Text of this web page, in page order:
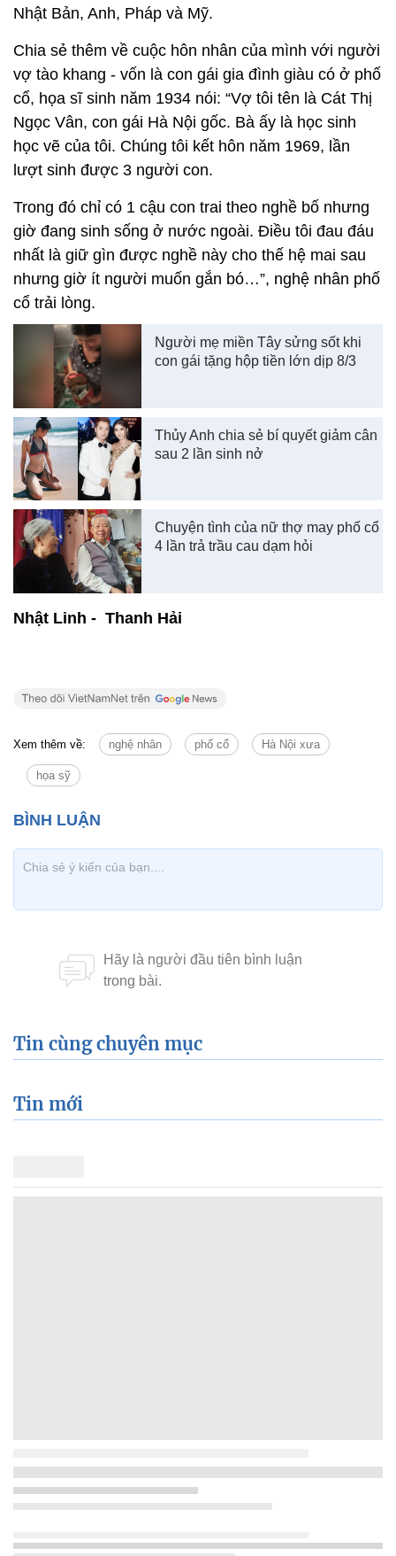
Nhật Bản, Anh, Pháp và Mỹ.
Chia sẻ thêm về cuộc hôn nhân của mình với người
vợ tào khang - vốn là con gái gia đình giàu có ở phố
cổ, họa sĩ sinh năm 1934 nói: “Vợ tôi tên là Cát Thị
Ngọc Vân, con gái Hà Nội gốc. Bà ấy là học sinh
học vẽ của tôi. Chúng tôi kết hôn năm 1969, lần
lượt sinh được 3 người con.
Trong đó chỉ có 1 cậu con trai theo nghề bố nhưng
giờ đang sinh sống ở nước ngoài. Điều tôi đau đáu
nhất là giữ gìn được nghề này cho thế hệ mai sau
nhưng giờ ít người muốn gắn bó…”, nghệ nhân phố
cổ trải lòng.
Người mẹ miền Tây sửng sốt khi
con gái tặng hộp tiền lớn dịp 8/3
Thủy Anh chia sẻ bí quyết giảm cân
sau 2 lần sinh nở
Chuyện tình của nữ thợ may phố cổ
4 lần trả trầu cau dạm hỏi
Nhật Linh - Thanh Hải
Xem thêm về: nghệ nhân phố cổ Hà Nội xưa
họa sỹ
Tin cùng chuyên mục
Tin mới